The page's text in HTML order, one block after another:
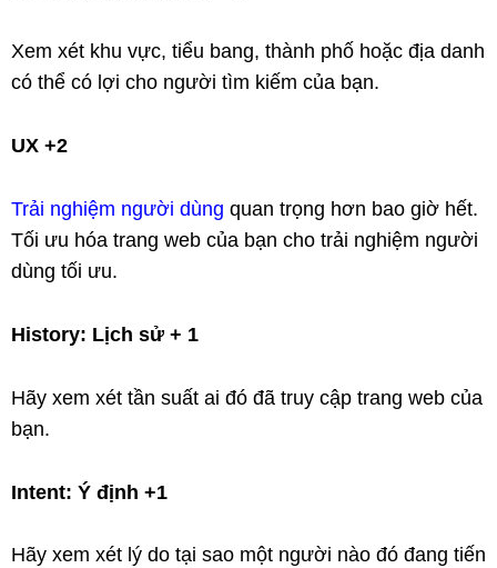
Xem xét khu vực, tiểu bang, thành phố hoặc địa danh
có thể có lợi cho người tìm kiếm của bạn.
UX +2
Trải nghiệm người dùng quan trọng hơn bao giờ hết.
Tối ưu hóa trang web của bạn cho trải nghiệm người
dùng tối ưu.
History: Lịch sử + 1
Hãy xem xét tần suất ai đó đã truy cập trang web của
bạn.
Intent: Ý định +1
Hãy xem xét lý do tại sao một người nào đó đang tiến